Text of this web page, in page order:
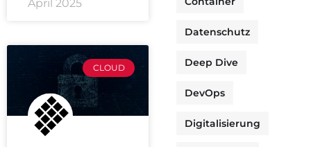
April 2025
CLOUD
Datenschutz
Deep Dive
DevOps
Digitalisierung